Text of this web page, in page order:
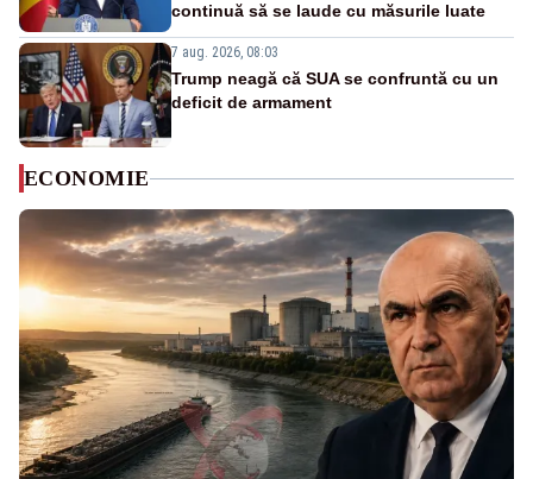
continuă să se laude cu măsurile luate
7 aug. 2026, 08:03
Trump neagă că SUA se confruntă cu un
deficit de armament
ECONOMIE